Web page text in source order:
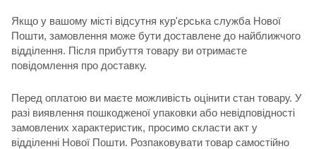
Якщо у вашому місті відсутня кур'єрська служба Нової
Пошти, замовлення може бути доставлене до найближчого
відділення. Після прибуття товару ви отримаєте
повідомлення про доставку.
Перед оплатою ви маєте можливість оцінити стан товару. У
разі виявлення пошкодженої упаковки або невідповідності
замовлених характеристик, просимо скласти акт у
відділенні Нової Пошти. Розпаковувати товар самостійно